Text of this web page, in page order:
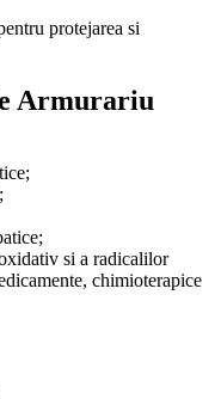
protejarea si
Armurariu
si a radicalilor
chimioterapice